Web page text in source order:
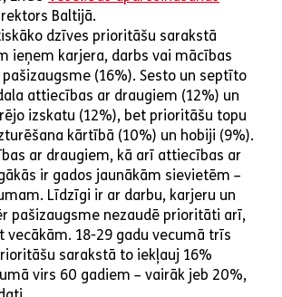
Baltijā.
dzīves prioritāšu sarakstā
ieņem karjera, darbs vai mācības
(16%). Sesto un septīto
attiecības ar draugiem (12%) un
izskatu (12%), bet prioritāšu topu
kārtībā (10%) un hobiji (9%).
ar draugiem, kā arī attiecības ar
ir gados jaunākām sievietēm –
Līdzīgi ir ar darbu, karjeru un
pašizaugsme nezaudē prioritāti arī,
vecākām. 18-29 gadu vecumā trīs
sarakstā to iekļauj 16%
virs 60 gadiem – vairāk jeb 20%,